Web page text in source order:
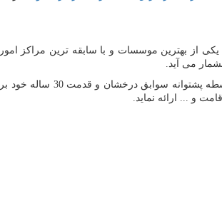
از بهترین موسسات و با سابقه ترین مراکز
موسسه ثبتا از بدو تاسیس تا کنون توانسته بیش از 200 هزار پرونده ثبتی و حقوقی
و ... ارائه نماید.